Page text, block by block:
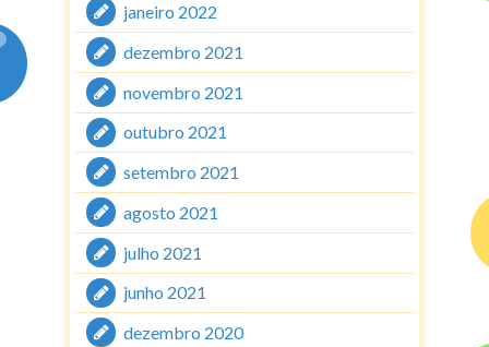
janeiro 2022
dezembro 2021
novembro 2021
outubro 2021
setembro 2021
agosto 2021
julho 2021
junho 2021
dezembro 2020